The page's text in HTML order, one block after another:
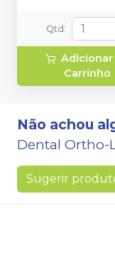
Qtd :
Adicionar
Carrinho
Não achou
Dental Ortho-
Sugerir